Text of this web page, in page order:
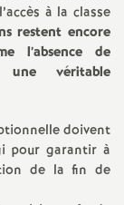
o
à la classe
restent encore
l’absence de
véritable
doivent
pour garantir à
de la fin de